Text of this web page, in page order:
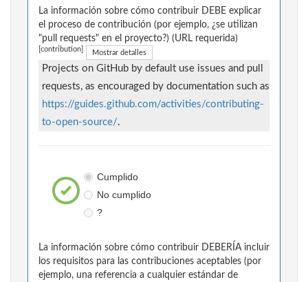
La información sobre cómo contribuir DEBE explicar
el proceso de contribución (por ejemplo, ¿se utilizan
"pull requests" en el proyecto?) (URL requerida)
[contribution] Mostrar detalles
Projects on GitHub by default use issues and pull
requests, as encouraged by documentation such as
https://guides.github.com/activities/contributing-
to-open-source/.
Cumplido
No cumplido
?
La información sobre cómo contribuir DEBERÍA incluir
los requisitos para las contribuciones aceptables (por
ejemplo, una referencia a cualquier estándar de